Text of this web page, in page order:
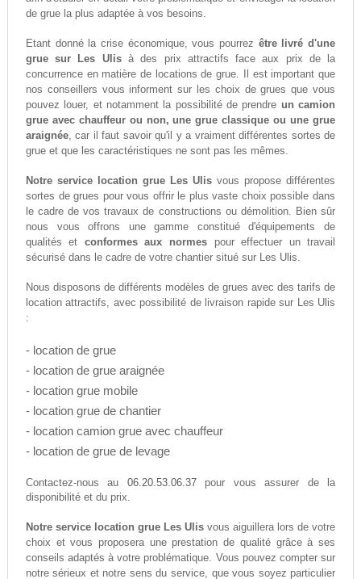
de grue la plus adaptée à vos besoins.
Etant donné la crise économique, vous pourrez être livré d'une
grue sur Les Ulisà des prix attractifs face aux prix de la
concurrence en matière de locations de grue. Il est important que
nos conseillers vous informent sur les choix de grues que vous
pouvez louer, et notamment la possibilité de prendre un camion
grue avec chauffeur ou non, une grue classique ou une grue
araignée, car il faut savoir qu'il y a vraiment différentes sortes de
grue et que les caractéristiques ne sont pas les mêmes.
Notre service location grue Les Ulis vous propose différentes
sortes de grues pour vous offrir le plus vaste choix possible dans
le cadre de vos travaux de constructions ou démolition. Bien sûr
nous vous offrons une gamme constitué d'équipements de
qualités et conformes aux normes pour effectuer un travail
sécurisé dans le cadre de votre chantier situé sur Les Ulis.
Nous disposons de différents modèles de grues avec des tarifs de
location attractifs, avec possibilité de livraison rapide sur Les Ulis
:
- location de grue
- location de grue araignée
- location grue mobile
- location grue de chantier
- location camion grue avec chauffeur
- location de grue de levage
Contactez-nous au 06.20.53.06.37pour vous assurer de la
disponibilité et du prix.
Notre service location grue Les Ulis vous aiguillera lors de votre
choix et vous proposera une prestation de qualité grâce à ses
conseils adaptés à votre problématique. Vous pouvez compter sur
notre sérieux et notre sens du service, que vous soyez particulier